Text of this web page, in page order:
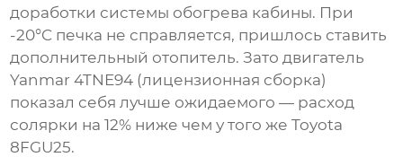
доработки системы обогрева кабины. При
-20°C печка не справляется, пришлось ставить
дополнительный отопитель. Зато двигатель
Yanmar 4TNE94 (лицензионная сборка)
показал себя лучше ожидаемого — расход
солярки на 12% ниже чем у того же Toyota
8FGU25.